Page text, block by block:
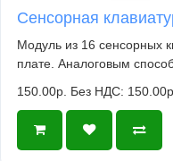
Сенсорная
Модуль из 16 сенсорных
плате. Аналоговым
150.00р. Без НДС: 150.00р.